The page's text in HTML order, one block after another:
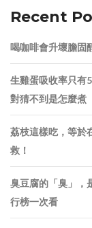
Recent
喝咖啡會升壞膽固
生雞蛋吸收率只有
對猜不到是怎麼煮
荔枝這樣吃，等於
救！
臭豆腐的「臭」，
行榜一次看